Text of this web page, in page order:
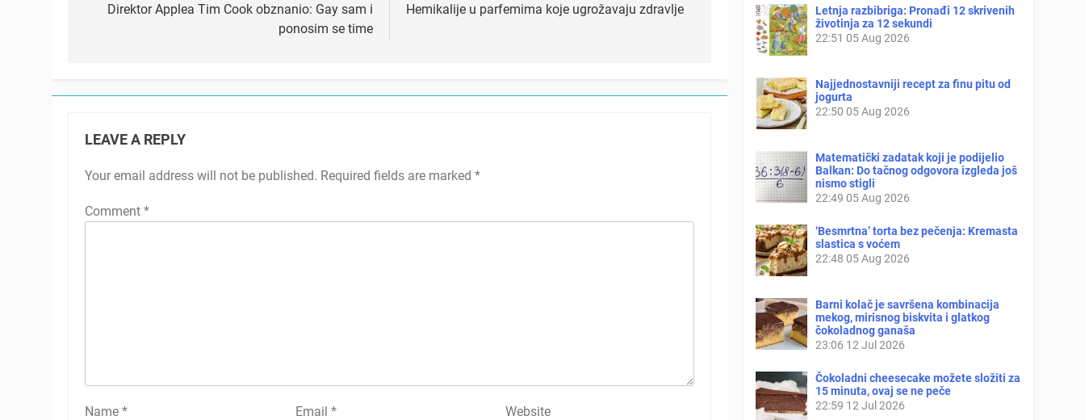
navigation
Direktor Applea Tim Cook obznanio: Gay sam i
ponosim se time
Hemikalije u parfemima koje ugrožavaju zdravlje
LEAVE A REPLY
Your email address will not be published. Required fields are marked *
Comment *
Name * Email * Website
Letnja razbibriga: Pronađi 12 skrivenih
životinja za 12 sekundi
22:51 05 Aug 2026
Najjednostavniji recept za finu pitu od
jogurta
22:50 05 Aug 2026
Matematički zadatak koji je podijelio
Balkan: Do tačnog odgovora izgleda još
nismo stigli
22:49 05 Aug 2026
‘Besmrtna’ torta bez pečenja: Kremasta
slastica s voćem
22:48 05 Aug 2026
Barni kolač je savršena kombinacija
mekog, mirisnog biskvita i glatkog
čokoladnog ganaša
23:06 12 Jul 2026
Čokoladni cheesecake možete složiti za
15 minuta, ovaj se ne peče
22:59 12 Jul 2026